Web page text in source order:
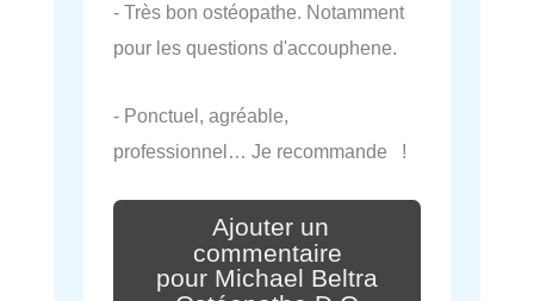
- Très bon ostéopathe. Notamment
pour les questions d'accouphene.
- Ponctuel, agréable,
professionnel… Je recommande !
Ajouter un
commentaire
pour Michael Beltra